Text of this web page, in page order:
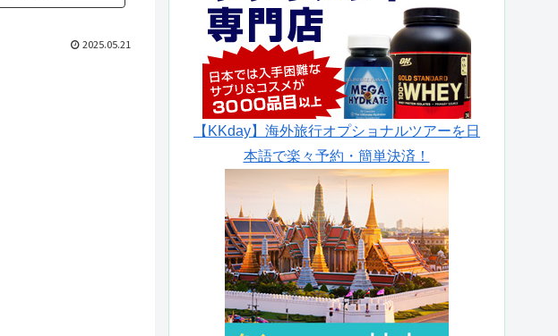
2025.05.21
【KKday】海外旅行オプショナルツアーを日
本語で楽々予約・簡単決済！